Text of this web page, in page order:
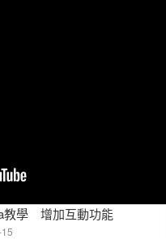
學 增加互動功能